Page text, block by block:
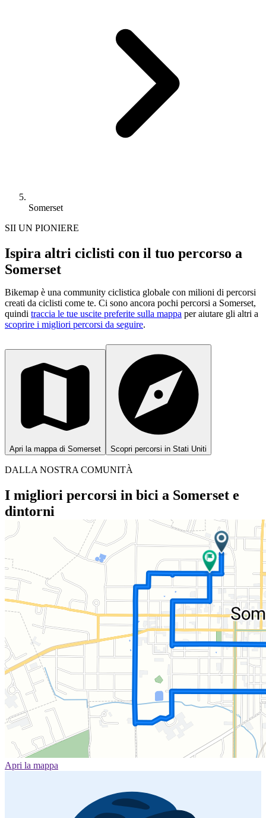
Somerset
SII UN PIONIERE
Ispira altri ciclisti con il tuo percorso a
Somerset
Bikemap è una community ciclistica globale con milioni di percorsi
creati da ciclisti come te. Ci sono ancora pochi percorsi a Somerset,
quindi traccia le tue uscite preferite sulla mappa per aiutare gli altri a
scoprire i migliori percorsi da seguire.
Apri la mappa di Somerset Scopri percorsi in Stati Uniti
DALLA NOSTRA COMUNITÀ
I migliori percorsi in bici a Somerset e
dintorni
Apri la mappa